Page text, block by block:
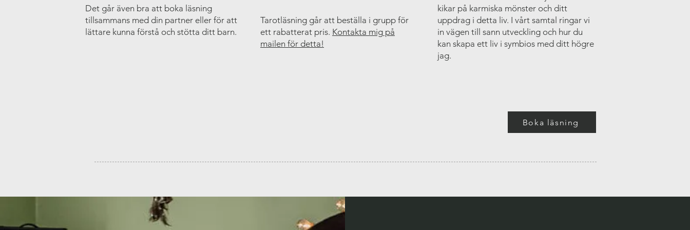
Det går även bra att boka läsning
tillsammans med din partner eller för att
lättare kunna förstå och stötta ditt barn.
Tarotläsning går att beställa i grupp för
ett rabatterat pris. Kontakta mig på
mailen för detta!
kikar på karmiska mönster och ditt
uppdrag i detta liv. I vårt samtal ringar vi
in vägen till sann utveckling och hur du
kan skapa ett liv i symbios med ditt högre
jag.
Boka läsning